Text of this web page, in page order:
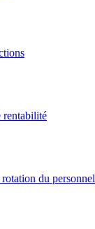
rentabilité
du personnel